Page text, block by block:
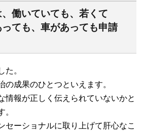
、働いていても、若くて
ても、車があっても申請
た。
の成果のひとつといえます。
情報が正しく伝えられていないかと
。
セーショナルに取り上げて肝心なこ